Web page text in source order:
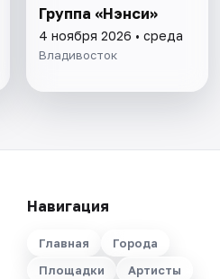
Группа «Нэнси»
4 ноября 2026 • среда
Владивосток
Навигация
Главная
Города
Площадки
Артисты